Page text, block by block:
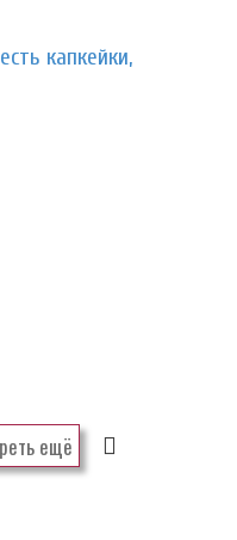
есть капкейки,
ещё